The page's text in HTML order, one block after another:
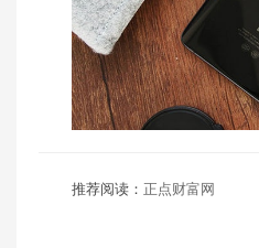
推荐阅读： 正点财富网